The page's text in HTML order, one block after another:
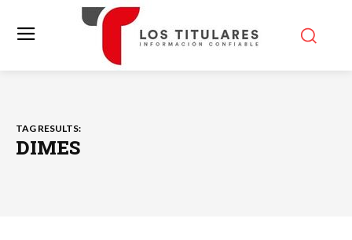
TAG RESULTS:
DIMES